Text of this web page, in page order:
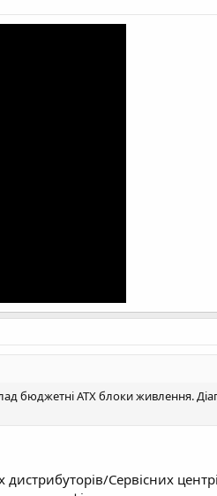
бюджетні ATX блоки живлення.
Сервісних